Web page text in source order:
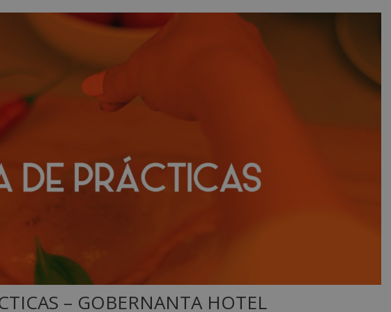
– GOBERNANTA HOTEL